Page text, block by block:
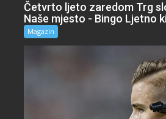
Četvrto ljeto zaredom Trg
Naše mjesto - Bingo Ljetno
Magazin